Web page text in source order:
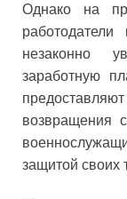
Однако на
незаконно
заработную
возвращения
защитой своих